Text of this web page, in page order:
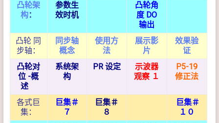
凸轮架
构：
参数生
效时机
凸轮角
度 DO
输出
凸轮 同
步轴：
同步轴
概念
使用方
法
展示影
片
效果验
证
凸轮对
位 -概
述
系统架
构
PR 设定
示波器
观察 １
P5-19
修正法
各式巨
集：
巨集＃
７
巨集＃
８
巨集＃
１０